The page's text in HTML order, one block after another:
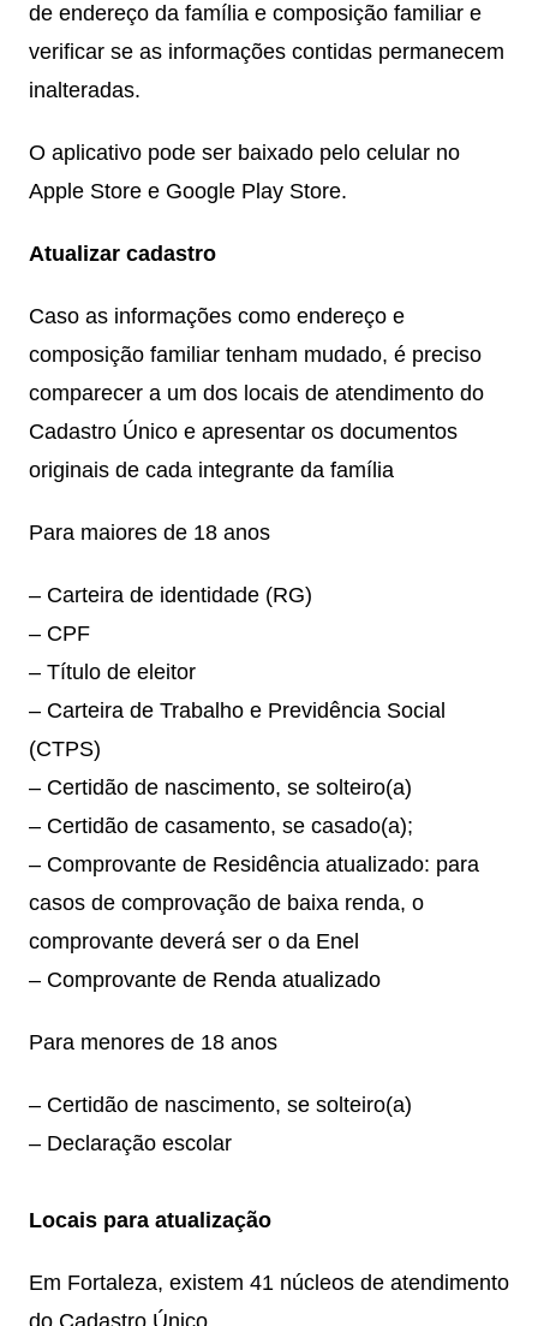
de endereço da família e composição familiar e
verificar se as informações contidas permanecem
inalteradas.
O aplicativo pode ser baixado pelo celular no
Apple Store e Google Play Store.
Atualizar cadastro
Caso as informações como endereço e
composição familiar tenham mudado, é preciso
comparecer a um dos locais de atendimento do
Cadastro Único e apresentar os documentos
originais de cada integrante da família
Para maiores de 18 anos
– Carteira de identidade (RG)
– CPF
– Título de eleitor
– Carteira de Trabalho e Previdência Social
(CTPS)
– Certidão de nascimento, se solteiro(a)
– Certidão de casamento, se casado(a);
– Comprovante de Residência atualizado: para
casos de comprovação de baixa renda, o
comprovante deverá ser o da Enel
– Comprovante de Renda atualizado
Para menores de 18 anos
– Certidão de nascimento, se solteiro(a)
– Declaração escolar
Locais para atualização
Em Fortaleza, existem 41 núcleos de atendimento